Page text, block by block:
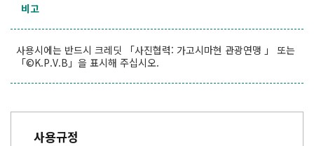
비고
사용시에는 반드시 크레딧 「사진협력: 가고시마현 관광연맹 」 또는
「©K.P.V.B」을 표시해 주십시오.
사용규정